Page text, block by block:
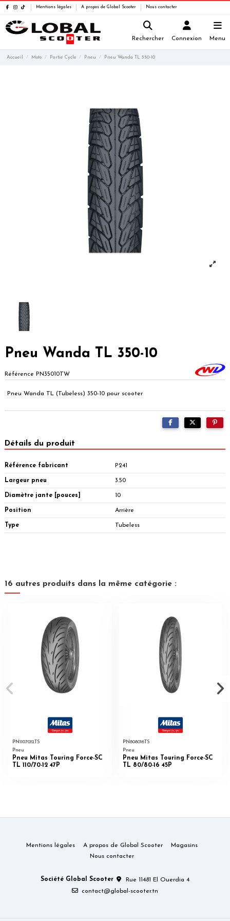
Mentions légales A propos de Global Scooter Nous contacter
Rechercher Connexion Menu
Accueil Moto Partie Cycle Pneu Pneu Wanda TL 350-10
Pneu Wanda TL 350-10
Référence PN35010TW
Pneu Wanda TL (Tubeless) 350-10 pour scooter
Détails du produit
Référence fabricant P241
Largeur pneu 3.50
Diamètre jante [pouces] 10
Position Arrière
Type Tubeless
16 autres produits dans la même catégorie :
PN1107012TS
Pneu
Pneu Mitas Touring Force-SC
TL 110/70-12 47P
PN808016TS
Pneu
Pneu Mitas Touring Force-SC
TL 80/80-16 45P
Mentions légales A propos de Global Scooter
Magasins
Nous contacter
Société Global Scooter
Rue 11481 El Ouerdia 4
contact@global-scooter.tn